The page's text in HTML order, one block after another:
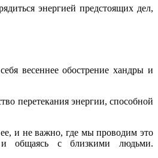
энергией предстоящих дел,
весеннее обострение хандры и
перетекания энергии, способной
и не важно, где мы проводим это
общаясь с близкими людьми.